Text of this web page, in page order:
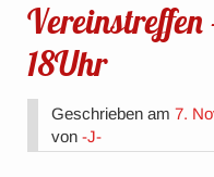
Vereinstreffen
18Uhr
Geschrieben am7.
von-J-